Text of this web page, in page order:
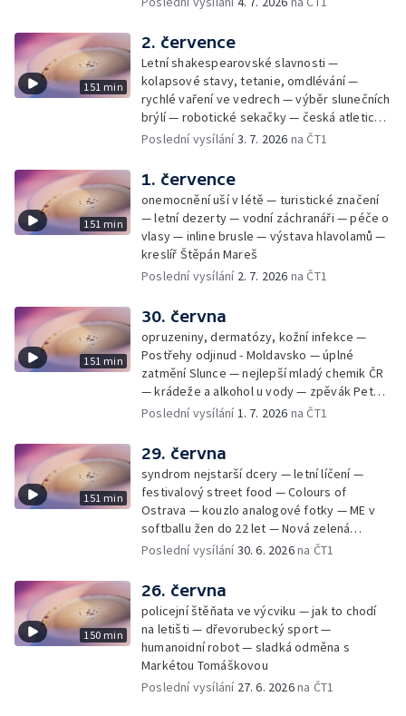
151 min
2. července
Letní shakespearovské slavnosti —
kolapsové stavy, tetanie, omdlévání —
rychlé vaření ve vedrech — výběr slunečních
brýlí — robotické sekačky — česká atletická
rekordmanka — psí seriál: výmarský
Poslední vysílání3. 7. 2026 na ČT1
151 min
1. července
onemocnění uší v létě — turistické značení
— letní dezerty — vodní záchranáři — péče o
vlasy — inline brusle — výstava hlavolamů —
kreslíř Štěpán Mareš
Poslední vysílání 2. 7. 2026 na ČT1
151 min
30. června
opruzeniny, dermatózy, kožní infekce —
Postřehy odjinud - Moldavsko — úplné
zatmění Slunce — nejlepší mladý chemik ČR
— krádeže a alkohol u vody — zpěvák Peter
Cmorik
Poslední vysílání 1. 7. 2026 na ČT1
151 min
29. června
syndrom nejstarší dcery — letní líčení —
festivalový street food — Colours of
Ostrava — kouzlo analogové fotky — ME v
softballu žen do 22 let — Nová zelená
úsporám — Global Teacher Prize Czech
Poslední vysílání30. 6. 2026na ČT1
150 min
26. června
policejní štěňata ve výcviku — jak to chodí
na letišti — dřevorubecký sport —
humanoidní robot — sladká odměna s
Markétou Tomáškovou
Poslední vysílání 27. 6. 2026na ČT1